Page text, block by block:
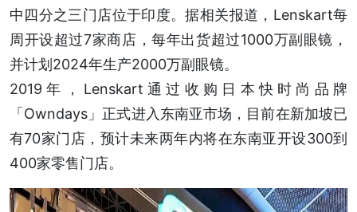
中四分之三门店位于印度。据相关报道，Lenskart每
周开设超过7家商店，每年出货超过1000万副眼镜，
并计划2024年生产2000万副眼镜。
2019年，Lenskart通过收购日本快时尚品牌
「Owndays」正式进入东南亚市场，目前在新加坡已
有70家门店，预计未来两年内将在东南亚开设300到
400家零售门店。